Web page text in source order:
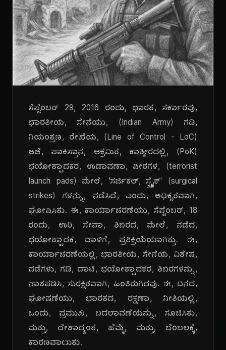
ಸೆಪ್ಟೆಂಬರ್ 29, 2016 ರಂದು, ಭಾರತ, ಸರ್ಕಾರವು,
ಭಾರತೀಯ, ಸೇನೆಯು, (Indian Army) ಗಡಿ,
ನಿಯಂತ್ರಣ, ರೇಖೆಯ, (Line of Control - LoC)
ಆಚೆ, ಪಾಕಿಸ್ತಾನ, ಆಕ್ರಮಿತ, ಕಾಶ್ಮೀರದಲ್ಲಿ, (PoK)
ಭಯೋತ್ಪಾದಕರ, ಉಡಾವಣಾ, ಪೀಠಗಳ, (terrorist
launch pads) ಮೇಲೆ, 'ಸರ್ಜಿಕಲ್, ಸ್ಟ್ರೈಕ್' (surgical
strikes) ಗಳನ್ನು, ನಡೆಸಿದೆ, ಎಂದು, ಅಧಿಕೃತವಾಗಿ,
ಘೋಷಿಸಿತು. ಈ, ಕಾರ್ಯಾಚರಣೆಯು, ಸೆಪ್ಟೆಂಬರ್, 18
ರಂದು, ಉರಿ, ಸೇನಾ, ಶಿಬಿರದ, ಮೇಲೆ, ನಡೆದ,
ಭಯೋತ್ಪಾದಕ, ದಾಳಿಗೆ, ಪ್ರತಿಕ್ರಿಯೆಯಾಗಿತ್ತು. ಈ,
ಕಾರ್ಯಾಚರಣೆಯಲ್ಲಿ, ಭಾರತೀಯ, ಸೇನೆಯ, ವಿಶೇಷ,
ಪಡೆಗಳು, ಗಡಿ, ದಾಟಿ, ಭಯೋತ್ಪಾದಕರ, ಶಿಬಿರಗಳನ್ನು,
ನಾಶಪಡಿಸಿ, ಸುರಕ್ಷಿತವಾಗಿ, ಹಿಂತಿರುಗಿದವು. ಈ, ದಿನದ,
ಘೋಷಣೆಯು, ಭಾರತದ, ರಕ್ಷಣಾ, ನೀತಿಯಲ್ಲಿ,
ಒಂದು, ಪ್ರಮುಖ, ಬದಲಾವಣೆಯನ್ನು, ಸೂಚಿಸಿತು,
ಮತ್ತು, ದೇಶಾದ್ಯಂತ, ಹೆಮ್ಮೆ, ಮತ್ತು, ಬೆಂಬಲಕ್ಕೆ,
ಕಾರಣವಾಯಿತು.